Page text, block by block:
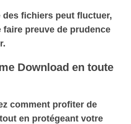
des fichiers peut fluctuer,
preuve de prudence
Download en toute
comment profiter de
en protégeant votre